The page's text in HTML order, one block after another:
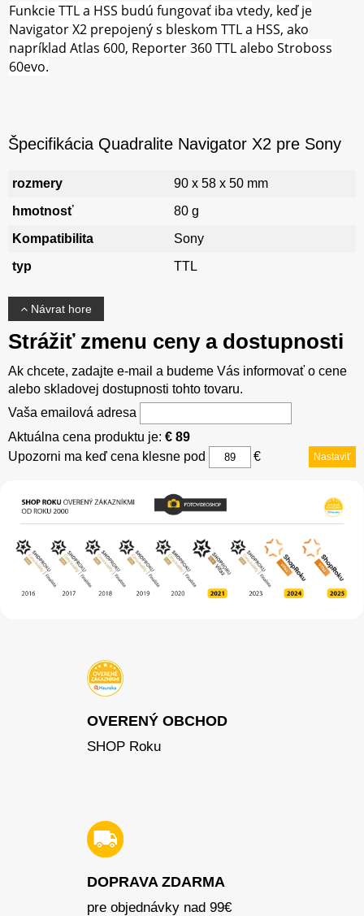
Funkcie TTL a HSS budú fungovať iba vtedy, keď je
Navigator X2 prepojený s bleskom TTL a HSS, ako
napríklad Atlas 600, Reporter 360 TTL alebo Stroboss
60evo.
Špecifikácia Quadralite Navigator X2 pre Sony
rozmery
90 x 58 x 50 mm
hmotnosť
80 g
Kompatibilita
Sony
typ
TTL
Návrat hore
Strážiť zmenu ceny a dostupnosti
Ak chcete, zadajte e-mail a budeme Vás informovať o cene
alebo skladovej dostupnosti tohto tovaru.
Vaša emailová adresa
Aktuálna cena produktu je: € 89
Upozorni ma keď cena klesne pod
€ Nastaviť
OVERENÝ OBCHOD
SHOP Roku
DOPRAVA ZDARMA
pre objednávky nad 99€